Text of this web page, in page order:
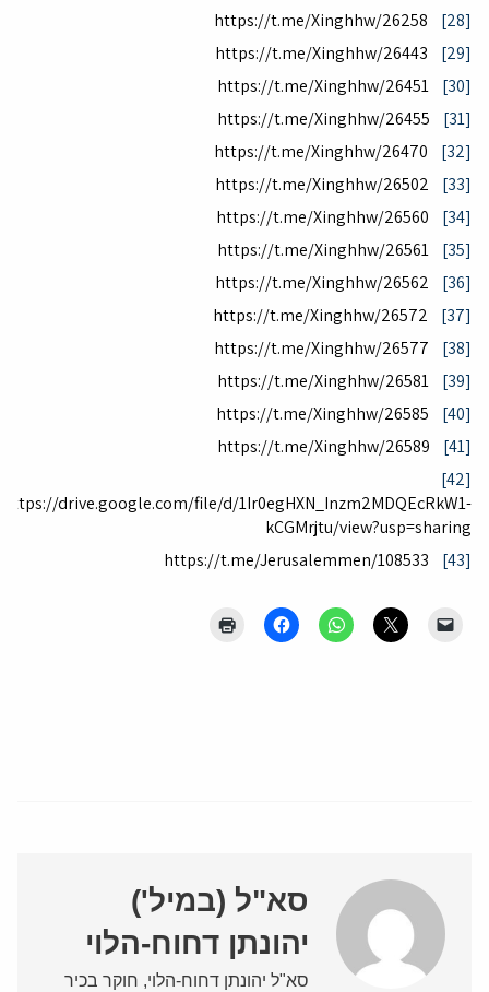
[28]
[29]
[30]
[31]
[32]
[33]
[34]
[35]
[36]
[37]
[38]
[39]
[40]
[41]
[42]
https://drive.google.com/file/d/1Ir0egHXN_Inzm2MDQEcRkW1-
kCGMrjtu/view?usp=sharing
[43]
סא"ל (במיל')
יהונתן דחוח-הלוי
סא"ל יהונתן דחוח-הלוי, חוקר בכיר